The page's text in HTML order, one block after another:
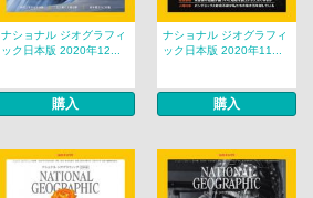
ナショナル ジオグラフィ
ック日本版 2020年12...
購入
ナショナル ジオグラフィ
ック日本版 2020年11...
購入